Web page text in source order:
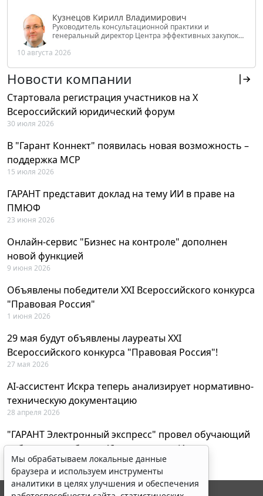
Кузнецов Кирилл Владимирович
Руководитель консультационной практики и
генеральный директор Центра эффективных закупок
РФ
10 августа 2026
Новости компании
Стартовала регистрация участников на X
Всероссийский юридический форум
30 июля 2026
В "Гарант Коннект" появилась новая возможность –
поддержка MCP
15 июля 2026
ГАРАНТ представит доклад на тему ИИ в праве на
ПМЮФ
23 июня 2026
Онлайн-сервис "Бизнес на контроле" дополнен
новой функцией
9 июня 2026
Объявлены победители XXI Всероссийского конкурса
"Правовая Россия"
1 июня 2026
29 мая будут объявлены лауреаты XXI
Всероссийского конкурса "Правовая Россия"!
27 мая 2026
AI-ассистент Искра теперь анализирует нормативно-
техническую документацию
28 апреля 2026
"ГАРАНТ Электронный экспресс" провел обучающий
вебинар по работе с AI-ассистентом Искра
23 апреля 2026
Мы обрабатываем локальные данные
браузера и используем инструменты
аналитики в целях улучшения и обеспечения